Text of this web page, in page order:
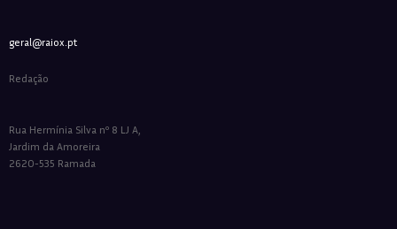
geral@raiox.pt
Redação
Rua Hermínia Silva nº 8 LJ A,
Jardim da Amoreira
2620-535 Ramada